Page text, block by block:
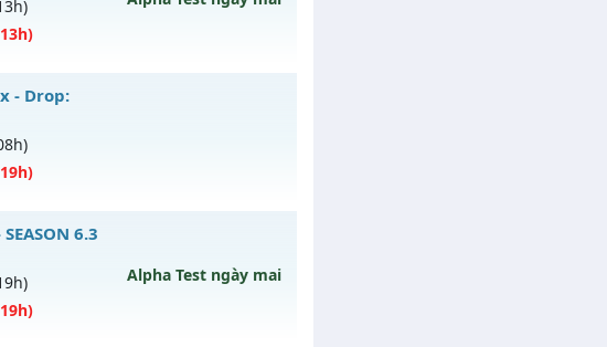
Trị
- Drop:
dòng EXL mới
19h ngày 31/07/2626
6.3
Alpha Test ngày mai